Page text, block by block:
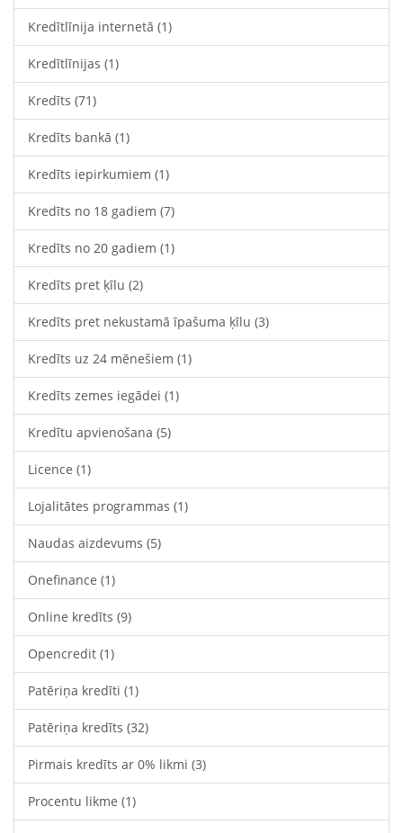
Kredītlīnija internetā (1)
Kredītlīnijas (1)
Kredīts (71)
Kredīts bankā (1)
Kredīts iepirkumiem (1)
Kredīts no 18 gadiem (7)
Kredīts no 20 gadiem (1)
Kredīts pret ķīlu (2)
Kredīts pret nekustamā īpašuma ķīlu (3)
Kredīts uz 24 mēnešiem (1)
Kredīts zemes iegādei (1)
Kredītu apvienošana (5)
Licence (1)
Lojalitātes programmas (1)
Naudas aizdevums (5)
Onefinance (1)
Online kredīts (9)
Opencredit (1)
Patēriņa kredīti (1)
Patēriņa kredīts (32)
Pirmais kredīts ar 0% likmi (3)
Procentu likme (1)